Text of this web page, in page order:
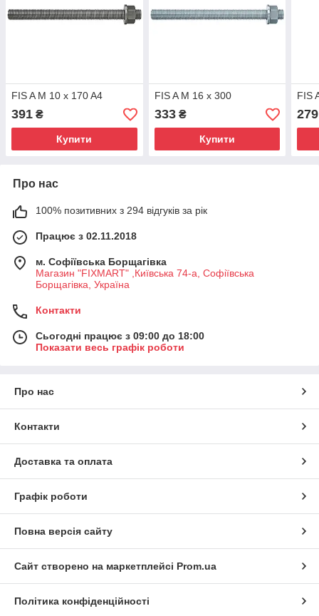
FIS A M 10 x 170 A4
391 ₴
Купити
FIS A M 16 x 300
333₴
Купити
FIS
279
Про нас
100% позитивних з 294 відгуків за рік
Працює з 02.11.2018
м. Софіївська Борщагівка
Магазин "FIXMART" ,Київська 74-a, Софіївська
Борщагівка, Україна
Контакти
Сьогодні працює з 09:00 до 18:00
Показати весь графік роботи
Про нас
Контакти
Доставка та оплата
Графік роботи
Повна версія сайту
Сайт створено на маркетплейсі Prom.ua
Політика конфіденційності